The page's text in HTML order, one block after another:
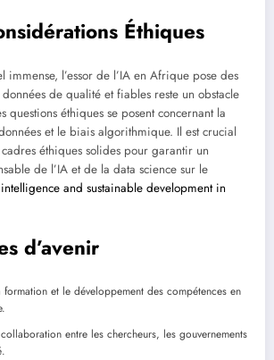
Éthiques
immense, l’essor de l’IA en Afrique pose des
données de qualité et fiables reste un obstacle
questions éthiques se posent concernant la
et le biais algorithmique. Il est crucial
éthiques solides pour garantir un
de l’IA et de la data science sur le
and sustainable development in
d’avenir
et le développement des compétences en
entre les chercheurs, les gouvernements